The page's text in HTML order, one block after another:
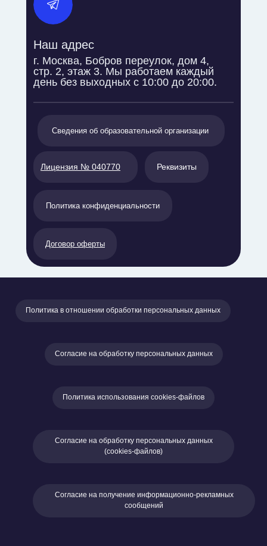
Наш адрес
Политика конфиденциальности
Сведения об образовательной организации
Договор оферты
Реквизиты
Лицензия № 040770
г. Москва, Бобров переулок, дом 4,
стр. 2, этаж 3. Мы работаем каждый
день без выходных с 10:00 до 20:00.
Политика в отношении обработки персональных данных
Согласие на обработку персональных данных
Политика использования cookies-файлов
Согласие на обработку персональных данных
(cookies-файлов)
Согласие на получение информационно-рекламных
сообщений